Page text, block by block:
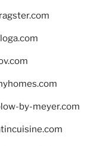
by-meyer.com